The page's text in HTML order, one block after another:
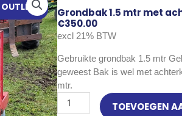
Grondbak 1.5 mtr met
Gebruikte grondbak 1.5 mtr
geweest Bak is wel met
mtr.
€350.00
excl 21% BTW
Grondbak
1.5
TOEVOEGEN
OUTLET